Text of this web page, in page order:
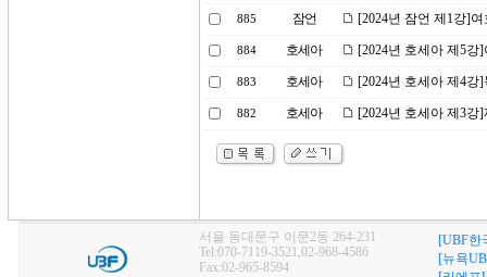
885 잠언 [2024년 잠언 제1강]
884 호세아 [2024년 호세아 제5강
883 호세아 [2024년 호세아 제4강
882 호세아 [2024년 호세아 제3
서울 동대문구 이문2동 264-231
Tel:070-7119-3521,02-968-4586
Fax:02-965-8594
[UBF한
[뉴욕